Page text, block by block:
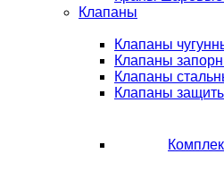
Клапаны
Клапаны
Клапаны
Клапаны
Клапаны